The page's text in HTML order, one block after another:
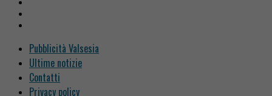
Pubblicità Valsesia
Ultime notizie
Contatti
Privacy policy